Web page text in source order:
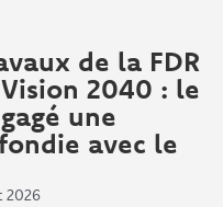
de la FDR
2040 : le
une
avec le
2026